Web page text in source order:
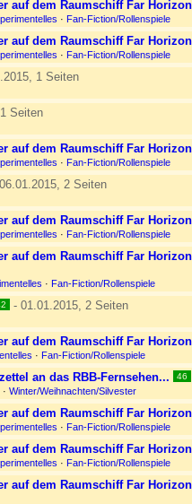
auf dem Raumschiff Far
· Fan-Fiction/Rollenspiele
auf dem Raumschiff Far
· Fan-Fiction/Rollenspiele
1 Seiten
Seiten
auf dem Raumschiff Far
· Fan-Fiction/Rollenspiele
2 Seiten
auf dem Raumschiff Far
· Fan-Fiction/Rollenspiele
auf dem Raumschiff Far
· Fan-Fiction/Rollenspiele
- 01.01.2015, 2 Seiten
auf dem Raumschiff Far
· Fan-Fiction/Rollenspiele
an das RBB-Fernsehen... 46
· Winter/Weihnachten/Silvester
auf dem Raumschiff Far
· Fan-Fiction/Rollenspiele
auf dem Raumschiff Far
· Fan-Fiction/Rollenspiele
auf dem Raumschiff Far